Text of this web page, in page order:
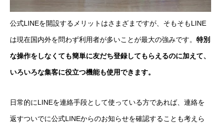
公式LINEを開設するメリットはさまざまですが、そもそもLINE
は現在国内外を問わず利用者が多いことが最大の強みです。 特別
な操作をしなくても簡単に友だち登録してもらえるのに加えて、
いろいろな集客に役立つ機能も使用できます。
日常的にLINEを連絡手段として使っている方であれば、連絡を
返すついでに公式LINEからのお知らせを確認することも考えら